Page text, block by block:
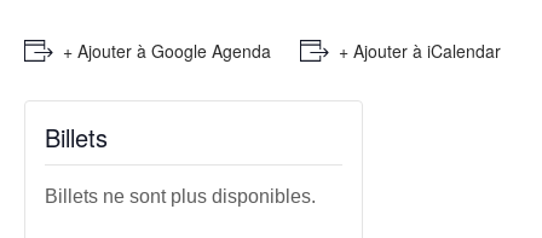
+ Ajouter à Google Agenda + Ajouter à iCalendar
Billets
Billets ne sont plus disponibles.